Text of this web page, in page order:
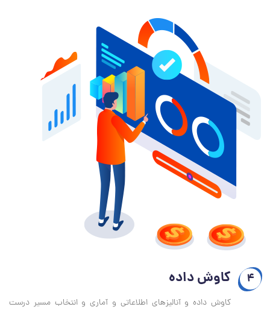
4 کاوش داده
کاوش داده و آنالیزهای اطلاعاتی و آماری و انتخاب مسیر درست